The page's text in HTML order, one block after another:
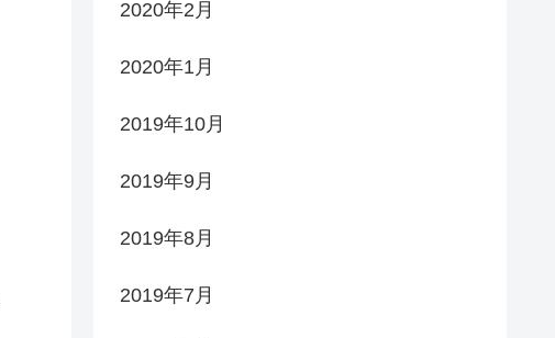
2020年2月
2020年1月
2019年10月
2019年9月
2019年8月
2019年7月